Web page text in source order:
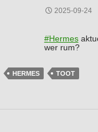
2025-09-24
#Hermes
wer rum?
HERMES TOOT